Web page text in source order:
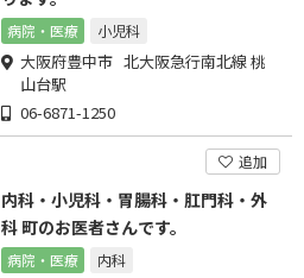
病院・医療 小児科
大阪府豊中市 北大阪急行南北線 桃
山台駅
06-6871-1250
追加
内科・小児科・胃腸科・肛門科・外
科 町のお医者さんです。
病院・医療 内科